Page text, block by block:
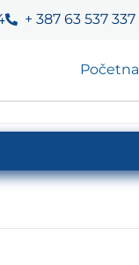
+ 387 63 537 337
Početna